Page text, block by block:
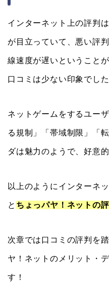
インターネット上の評判
が目立っていて、悪い評
線速度が遅いということ
口コミは少ない印象でした
ネットゲームをするユー
る規制」「帯域制限」「
ダは魅力のようで、好意
以上のようにインターネ
と ちょっパヤ！ネットの
次章では口コミの評判を
ヤ！ネットのメリット・
す！